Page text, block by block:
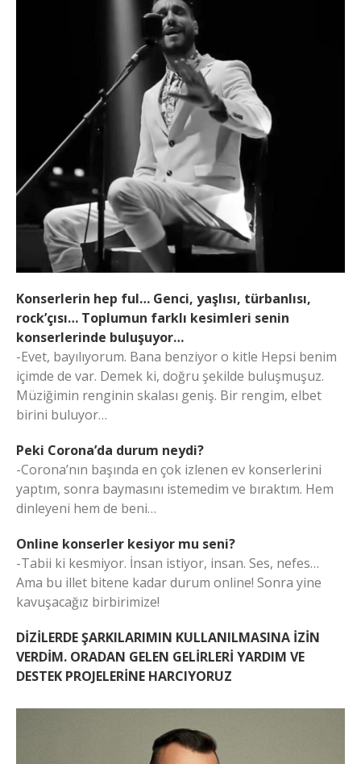
Konserlerin hep ful… Genci, yaşlısı, türbanlısı,
rock’çısı… Toplumun farklı kesimleri senin
konserlerinde buluşuyor…
-Evet, bayılıyorum. Bana benziyor o kitle Hepsi benim
içimde de var. Demek ki, doğru şekilde buluşmuşuz.
Müziğimin renginin skalası geniş. Bir rengim, elbet
birini buluyor…
Peki Corona’da durum neydi?
-Corona’nın başında en çok izlenen ev konserlerini
yaptım, sonra baymasını istemedim ve bıraktım. Hem
dinleyeni hem de beni…
Online konserler kesiyor mu seni?
-Tabii ki kesmiyor. İnsan istiyor, insan. Ses, nefes…
Ama bu illet bitene kadar durum online! Sonra yine
kavuşacağız birbirimize!
DİZİLERDE ŞARKILARIMIN KULLANILMASINA İZİN
VERDİM. ORADAN GELEN GELİRLERİ YARDIM VE
DESTEK PROJELERİNE HARCIYORUZ